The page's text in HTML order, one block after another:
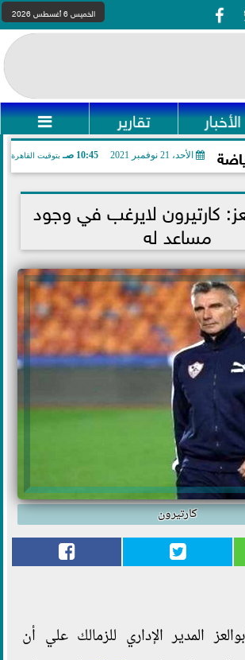
 الخميس 6 أغسطس 2026
الأخبار تقارير 
الأحد، 21 نوفمبر 2021 10:45 صـ بتوقيت القاهرة
كارتيرون لايرغب في وجود
مساعد له
كارتيرون
المدير الإداري للزمالك علي أن